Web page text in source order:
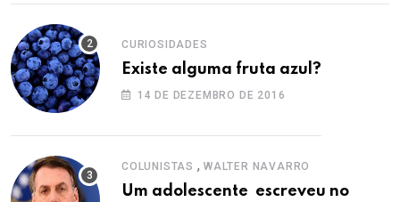
CURIOSIDADES
Existe alguma fruta azul?
14 DE DEZEMBRO DE 2016
COLUNISTAS , WALTER NAVARRO
Um adolescente escreveu no